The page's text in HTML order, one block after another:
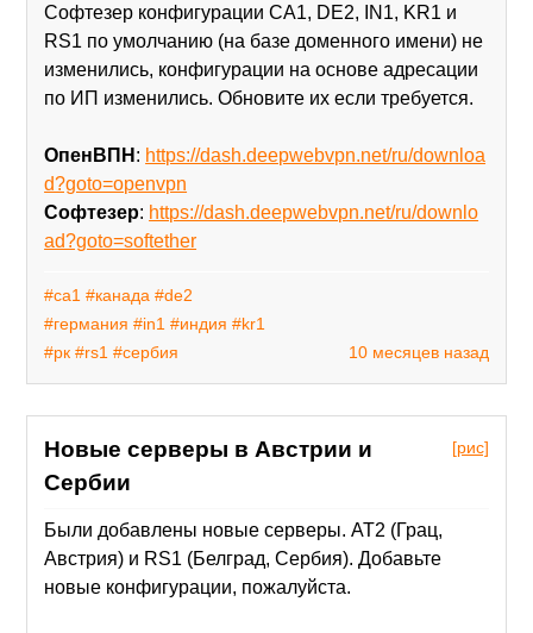
Софтезер конфигурации CA1, DE2, IN1, KR1 и
RS1 по умолчанию (на базе доменного имени) не
изменились, конфигурации на основе адресации
по ИП изменились. Обновите их если требуется.
ОпенВПН : https://dash.deepwebvpn.net/ru/downloa
d?goto=openvpn
Софтезер: https://dash.deepwebvpn.net/ru/downlo
ad?goto=softether
10 месяцев назад
#ca1 #канада #de2
#германия #in1 #индия #kr1
#рк #rs1 #сербия
[рис]
Новые серверы в Австрии и
Сербии
Были добавлены новые серверы. AT2 (Грац,
Австрия) и RS1 (Белград, Сербия). Добавьте
новые конфигурации, пожалуйста.